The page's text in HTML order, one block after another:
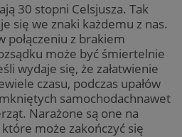
30 stopni Celsjusza. Tak
się we znaki każdemu z nas.
połączeniu z brakiem
może być śmiertelnie
wydaje się, że załatwienie
czasu, podczas upałów
samochodachnawet
Narażone są one na
może zakończyć się